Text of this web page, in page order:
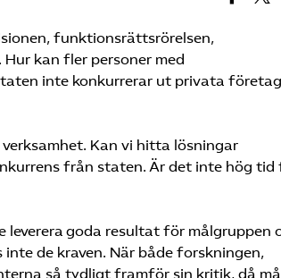
funktionsrättsrörelsen,
kan fler personer med
inte konkurrerar ut privata
Kan vi hitta lösningar
från staten. Är det inte hög tid
leverera goda resultat för målgruppen
de kraven. När både forskningen,
så tydligt framför sin kritik, då